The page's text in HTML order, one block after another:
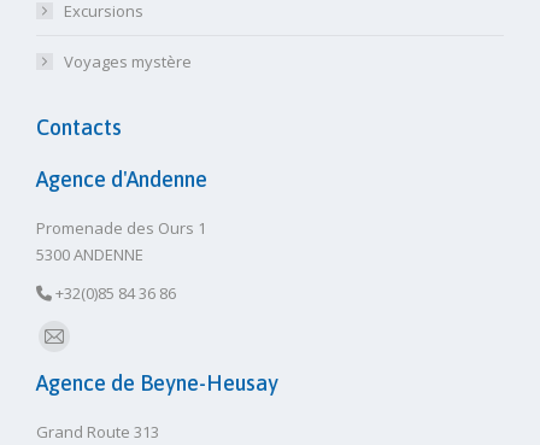
Excursions
Voyages mystère
Contacts
Agence d'Andenne
Promenade des Ours 1
5300 ANDENNE
+32(0)85 84 36 86
E-
mail
Agence de Beyne-Heusay
Grand Route 313